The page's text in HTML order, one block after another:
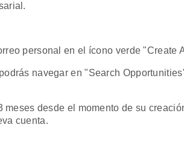
personal en el ícono verde "Create
navegar en "Search
meses desde el momento de su
cuenta.